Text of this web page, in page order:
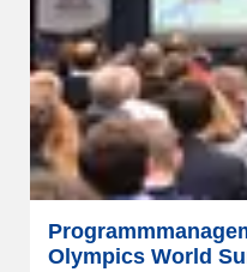
Olympics World